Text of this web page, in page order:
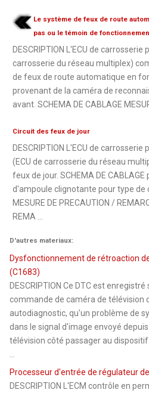
Le système de feux de route
pas ou le témoin de
DESCRIPTION L'ECU de carrosserie
carrosserie du réseau multiplex)
de feux de route automatique en
provenant de la caméra de
avant. SCHEMA DE CABLAGE
Circuit des feux de jour
DESCRIPTION L'ECU de carrosserie
(ECU de carrosserie du réseau
feux de jour. SCHEMA DE CABLAGE
d'ampoule clignotante pour type de
MESURE DE PRECAUTION /
REMA ...
D'autres materiaux:
Dysfonctionnement de rétroaction
(C1683)
DESCRIPTION Ce DTC est
commande de caméra de télévision
autodiagnostic, qu'un problème de
dans le signal d'image envoyé
télévision côté passager au
Processeur d'entrée de régulateur
DESCRIPTION L'ECM contrôle en